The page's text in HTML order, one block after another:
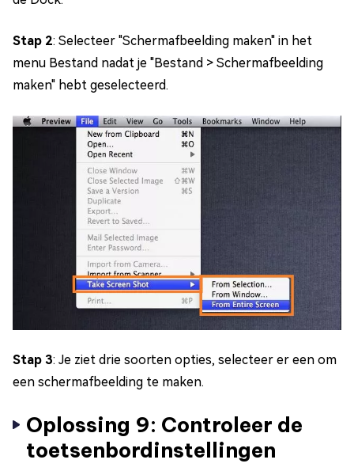
Stap 2: Selecteer "Schermafbeelding maken" in het
menu Bestand nadat je "Bestand > Schermafbeelding
maken" hebt geselecteerd.
Stap 3: Je ziet drie soorten opties, selecteer er een om
een schermafbeelding te maken.
Oplossing 9: Controleer de
toetsenbordinstellingen